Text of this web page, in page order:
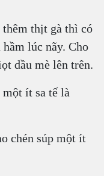
thêm thịt gà thì có
lúc nãy. Cho
dầu mè lên trên.
một ít sa tế là
chén súp một ít